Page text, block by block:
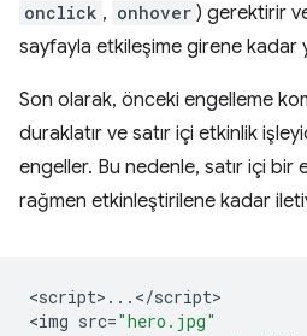
onclick , onhover ) gerektirir
sayfayla etkileşime girene kadar
Son olarak, önceki engelleme
duraklatır ve satır içi etkinlik
engeller. Bu nedenle, satır içi bir
rağmen etkinleştirilene kadar
<script> ... </script>
<img src="hero.jpg"